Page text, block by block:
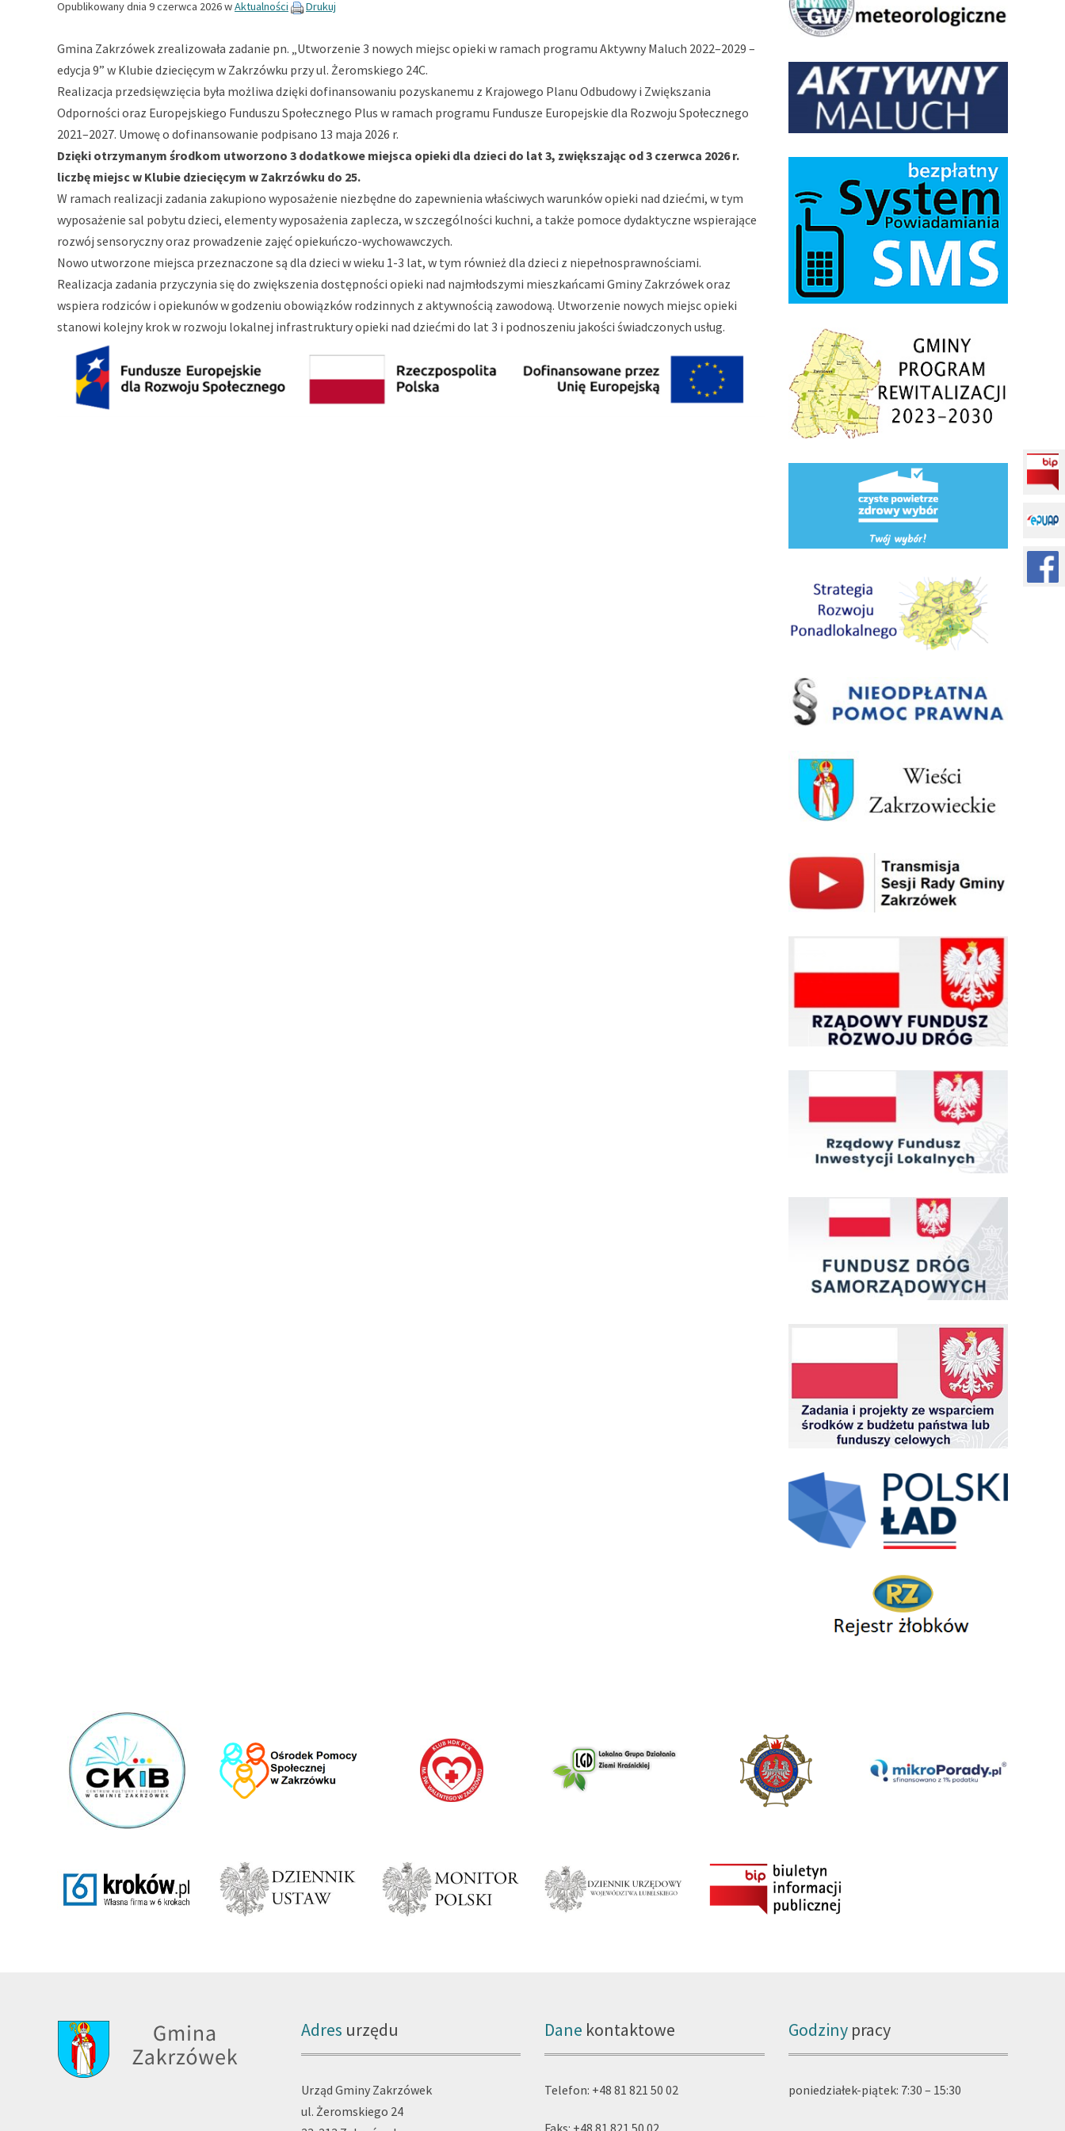
Opublikowany dnia 9 czerwca 2026wAktualności Drukuj
Gmina Zakrzówek zrealizowała zadanie pn. „Utworzenie 3 nowych miejsc opieki w ramach programu Aktywny Maluch 2022–2029 –
edycja 9” w Klubie dziecięcym w Zakrzówku przy ul. Żeromskiego 24C.
Realizacja przedsięwzięcia była możliwa dzięki dofinansowaniu pozyskanemu z Krajowego Planu Odbudowy i Zwiększania
Odporności oraz Europejskiego Funduszu Społecznego Plus w ramach programu Fundusze Europejskie dla Rozwoju Społecznego
2021–2027. Umowę o dofinansowanie podpisano 13 maja 2026 r.
Dzięki otrzymanym środkom utworzono 3 dodatkowe miejsca opieki dla dzieci do lat 3, zwiększając od 3 czerwca 2026 r.
liczbę miejsc w Klubie dziecięcym w Zakrzówku do 25.
W ramach realizacji zadania zakupiono wyposażenie niezbędne do zapewnienia właściwych warunków opieki nad dziećmi, w tym
wyposażenie sal pobytu dzieci, elementy wyposażenia zaplecza, w szczególności kuchni, a także pomoce dydaktyczne wspierające
rozwój sensoryczny oraz prowadzenie zajęć opiekuńczo-wychowawczych.
Nowo utworzone miejsca przeznaczone są dla dzieci w wieku 1-3 lat, w tym również dla dzieci z niepełnosprawnościami.
Realizacja zadania przyczynia się do zwiększenia dostępności opieki nad najmłodszymi mieszkańcami Gminy Zakrzówek oraz
wspiera rodziców i opiekunów w godzeniu obowiązków rodzinnych z aktywnością zawodową. Utworzenie nowych miejsc opieki
stanowi kolejny krok w rozwoju lokalnej infrastruktury opieki nad dziećmi do lat 3 i podnoszeniu jakości świadczonych usług.
Adres urzędu
Urząd Gminy Zakrzówek
ul. Żeromskiego 24
Dane kontaktowe
Telefon: +48 81 821 50 02
Godziny pracy
poniedziałek-piątek: 7:30 – 15:30